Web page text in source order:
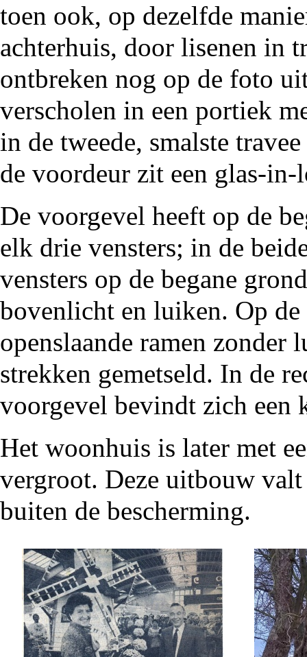
toen ook, op dezelfde
achterhuis, door lisenen in
ontbreken nog op de foto
verscholen in een portiek
in de tweede, smalste
de voordeur zit een glas-in-
De voorgevel heeft op de
elk drie vensters; in de
vensters op de begane
bovenlicht en luiken. Op
openslaande ramen zonder
strekken gemetseld. In de
voorgevel bevindt zich een
Het woonhuis is later met
vergroot. Deze uitbouw
buiten de bescherming.